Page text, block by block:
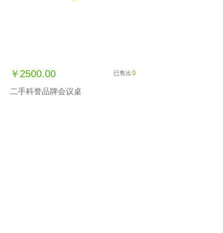
￥2500.00 已售出 0
二手科誉品牌会议桌